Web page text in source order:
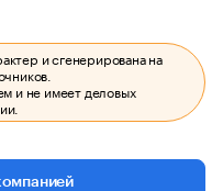
и сгенерирована на
и не имеет деловых